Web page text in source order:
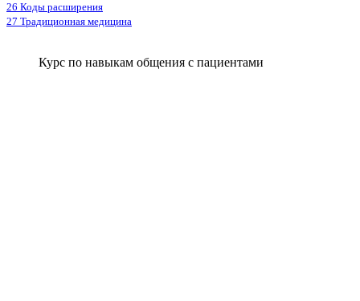
26 Коды расширения
27 Традиционная медицина
Курс по навыкам общения с пациентами